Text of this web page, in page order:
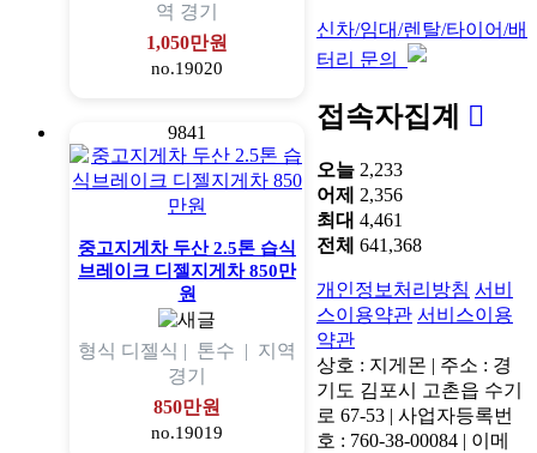
역 경기
1,050만원
no.19020
9841
중고지게차 두산 2.5톤 습식
브레이크 디젤지게차 850만
원
형식 디젤식 | 톤수 | 지역
경기
850만원
no.19019
신차/임대/렌탈/타이어/배
터리 문의
접속자집계
오늘 2,233
어제 2,356
최대 4,461
전체 641,368
개인정보처리방침 서비
스이용약관 서비스이용
약관
상호 : 지게몬 | 주소 : 경
기도 김포시 고촌읍 수기
로 67-53 | 사업자등록번
호 : 760-38-00084 | 이메